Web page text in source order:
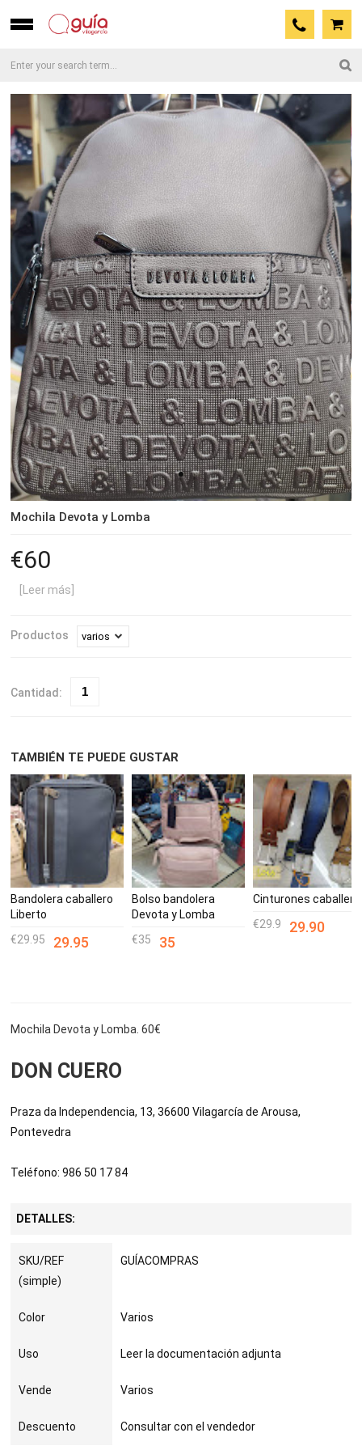
Mochila Devota y Lomba
60
[Leer más]
Productos
Cantidad:
TAMBIÉN TE PUEDE GUSTAR
Bandolera caballero
Liberto
29.95
29.95
Bolso bandolera
Devota y Lomba
35
35
Cinturones caballero
29.9
29.90
Mochila Devota y Lomba. 60€
DON CUERO
Praza da Independencia, 13, 36600 Vilagarcía de Arousa,
Pontevedra
Teléfono: 986 50 17 84
DETALLES:
SKU/REF
(simple)
GUÍACOMPRAS
Color Varios
Uso Leer la documentación adjunta
Vende Varios
Descuento Consultar con el vendedor